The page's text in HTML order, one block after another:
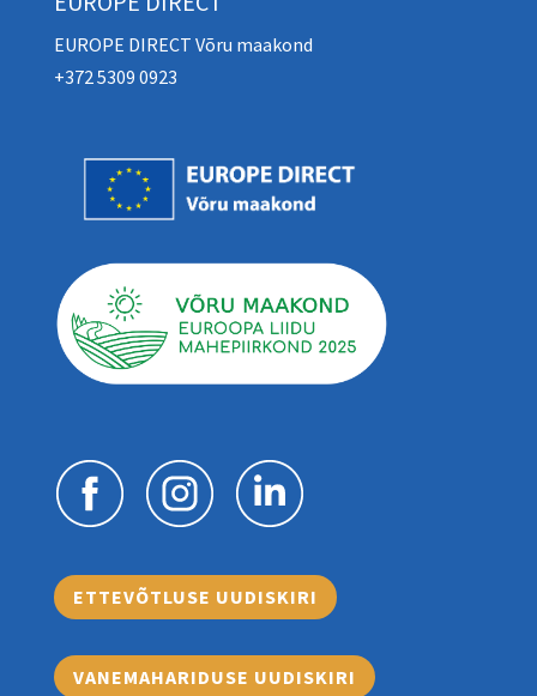
EUROPE DIRECT Võru maakond
+372 5309 0923
ETTEVÕTLUSE UUDISKIRI
VANEMAHARIDUSE UUDISKIRI